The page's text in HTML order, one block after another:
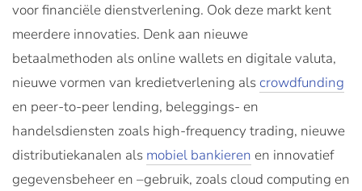
voor financiële dienstverlening. Ook deze markt kent
meerdere innovaties. Denk aan nieuwe
betaalmethoden als online wallets en digitale valuta,
nieuwe vormen van kredietverlening alscrowdfunding
en peer-to-peer lending, beleggings- en
handelsdiensten zoals high-frequency trading, nieuwe
distributiekanalen als mobiel bankieren en innovatief
gegevensbeheer en –gebruik, zoals cloud computing en